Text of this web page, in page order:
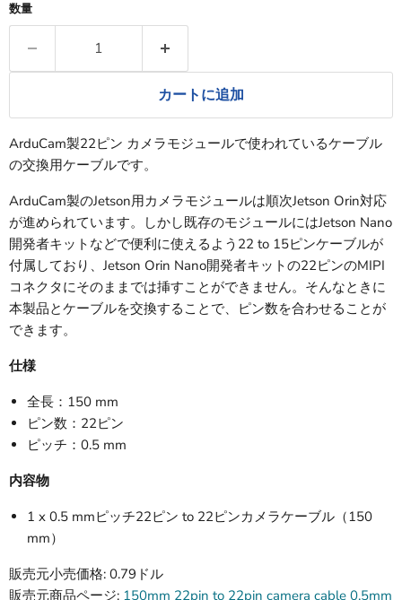
数量
カートに追加
ArduCam製22ピン カメラモジュールで使われているケーブル
の交換用ケーブルです。
ArduCam製のJetson用カメラモジュールは順次Jetson Orin対応
が進められています。しかし既存のモジュールにはJetson Nano
開発者キットなどで便利に使えるよう22 to 15ピンケーブルが
付属しており、Jetson Orin Nano開発者キットの22ピンのMIPI
コネクタにそのままでは挿すことができません。そんなときに
本製品とケーブルを交換することで、ピン数を合わせることが
できます。
仕様
全長：150 mm
ピン数：22ピン
ピッチ：0.5 mm
内容物
1 x 0.5 mmピッチ22ピン to 22ピンカメラケーブル（150
mm）
販売元小売価格: 0.79ドル
販売元商品ページ: 150mm 22pin to 22pin camera cable 0.5mm